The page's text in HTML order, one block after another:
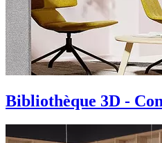
Bibliothèque 3D -